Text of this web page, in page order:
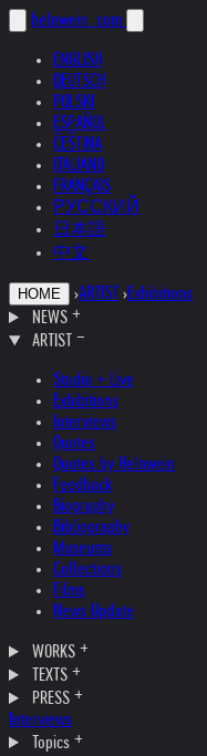
helnwein .com
ENGLISH
DEUTSCH
POLSKI
ESPAÑOL
ČEŠTINA
ITALIANO
FRANÇAIS
РУССКИЙ
日本語
中文
HOME ›ARTIST ›Exhibitions
NEWS
ARTIST
Studio + Live
Exhibitions
Interviews
Quotes
Quotes by Helnwein
Feedback
Biography
Bibliography
Museums
Collections
Films
News Update
WORKS
TEXTS
PRESS
Interviews
Topics